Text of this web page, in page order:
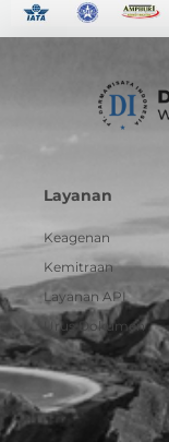
Layanan
Keagenan
Kemitraan
Layanan API
Urus Dokumen